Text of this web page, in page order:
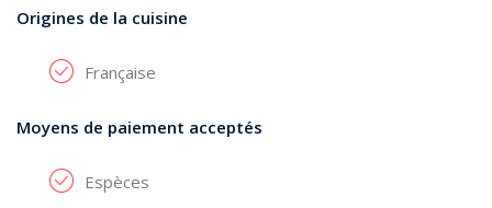
Origines de la cuisine
Française
Moyens de paiement acceptés
Espèces